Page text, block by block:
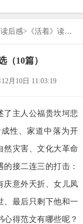
读后感> 《活着》读书心得范文精选（10篇）
（10篇）
月10日 11:03:19
了主人公福贵坎坷悲
性、家道中落为开
然灾害、文化大革命
接二连三的打击：
庆意外夭折、女儿凤
、最后只剩下他和一
得范文有哪些呢？